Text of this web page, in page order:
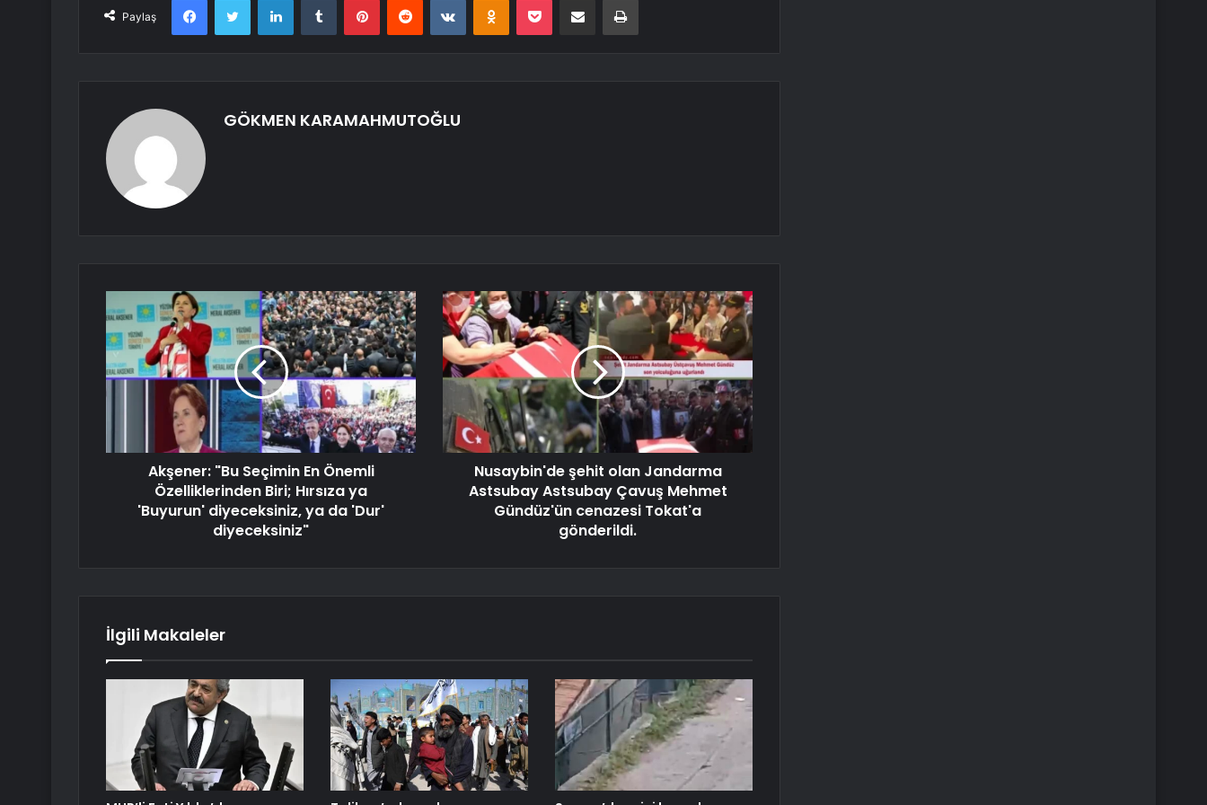
Paylaş
GÖKMEN KARAMAHMUTOĞLU
Akşener: "Bu Seçimin En Önemli
Özelliklerinden Biri; Hırsıza ya
'Buyurun' diyeceksiniz, ya da 'Dur'
diyeceksiniz"
Nusaybin'de şehit olan Jandarma
Astsubay Astsubay Çavuş Mehmet
Gündüz'ün cenazesi Tokat'a
gönderildi.
İlgili Makaleler